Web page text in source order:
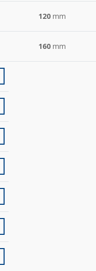
120 mm
160 mm